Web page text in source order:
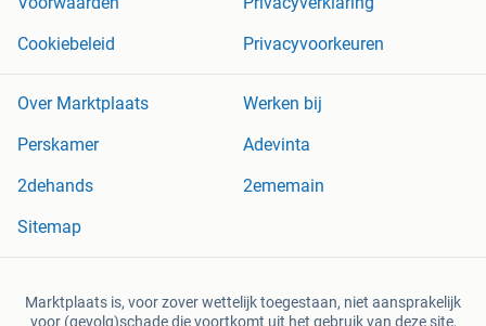
Cookiebeleid
Privacyvoorkeuren
Over Marktplaats
Werken bij
Perskamer
Adevinta
2dehands
2ememain
Sitemap
Marktplaats is, voor zover wettelijk toegestaan, niet aansprakelijk
voor (gevolg)schade die voortkomt uit het gebruik van deze site,